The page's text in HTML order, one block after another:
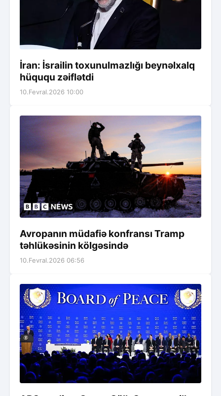
İran: İsrailin toxunulmazlığı beynəlxalq
hüququ zəiflətdi
10.Fevral.2026 10:00
Avropanın müdafiə konfransı Tramp
təhlükəsinin kölgəsində
10.Fevral.2026 06:56